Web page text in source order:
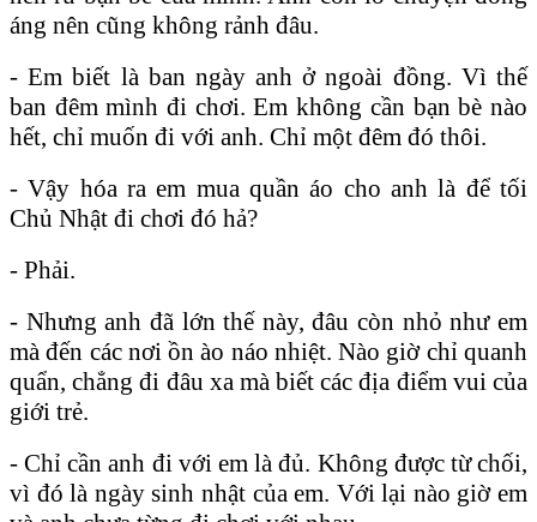
áng nên cũng không rảnh đâu.
- Em biết là ban ngày anh ở ngoài đồng. Vì thế
ban đêm mình đi chơi. Em không cần bạn bè nào
hết, chỉ muốn đi với anh. Chỉ một đêm đó thôi.
- Vậy hóa ra em mua quần áo cho anh là để tối
Chủ Nhật đi chơi đó hả?
- Phải.
- Nhưng anh đã lớn thế này, đâu còn nhỏ như em
mà đến các nơi ồn ào náo nhiệt. Nào giờ chỉ quanh
quẩn, chẳng đi đâu xa mà biết các địa điểm vui của
giới trẻ.
- Chỉ cần anh đi với em là đủ. Không được từ chối,
vì đó là ngày sinh nhật của em. Với lại nào giờ em